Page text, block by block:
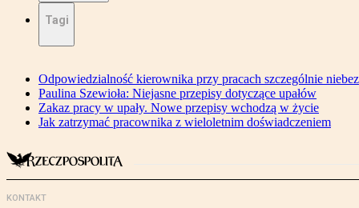
Tagi
Odpowiedzialność kierownika przy pracach szczególnie
Paulina Szewioła: Niejasne przepisy dotyczące upałów
Zakaz pracy w upały. Nowe przepisy wchodzą w życie
Jak zatrzymać pracownika z wieloletnim doświadczeniem
KONTAKT